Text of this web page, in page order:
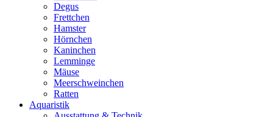
Degus
Frettchen
Hamster
Hörnchen
Kaninchen
Lemminge
Mäuse
Meerschweinchen
Ratten
Aquaristik